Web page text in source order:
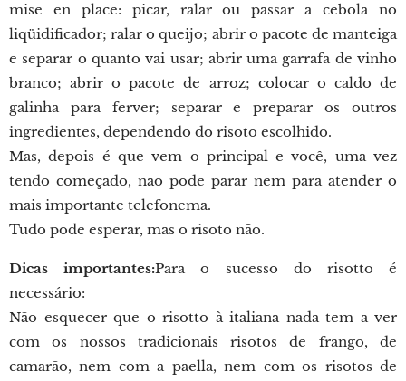
mise en place: picar, ralar ou passar a cebola no
liqüidificador; ralar o queijo; abrir o pacote de manteiga
e separar o quanto vai usar; abrir uma garrafa de vinho
branco; abrir o pacote de arroz; colocar o caldo de
galinha para ferver; separar e preparar os outros
ingredientes, dependendo do risoto escolhido.
Mas, depois é que vem o principal e você, uma vez
tendo começado, não pode parar nem para atender o
mais importante telefonema.
Tudo pode esperar, mas o risoto não.
Dicas importantes:Para o sucesso do risotto é
necessário:
Não esquecer que o risotto à italiana nada tem a ver
com os nossos tradicionais risotos de frango, de
camarão, nem com a paella, nem com os risotos de